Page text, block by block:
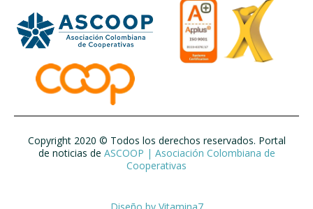
Copyright 2020 © Todos los derechos reservados. Portal
de noticias de ASCOOP | Asociación Colombiana de
Cooperativas